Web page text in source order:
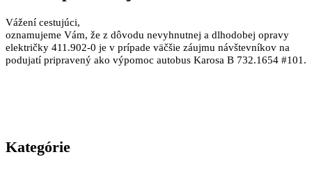
Vážení cestujúci,
oznamujeme Vám, že z dôvodu nevyhnutnej a dlhodobej opravy
električky 411.902-0 je v prípade väčšie záujmu návštevníkov na
podujatí pripravený ako výpomoc autobus Karosa B 732.1654 #101.
Kategórie